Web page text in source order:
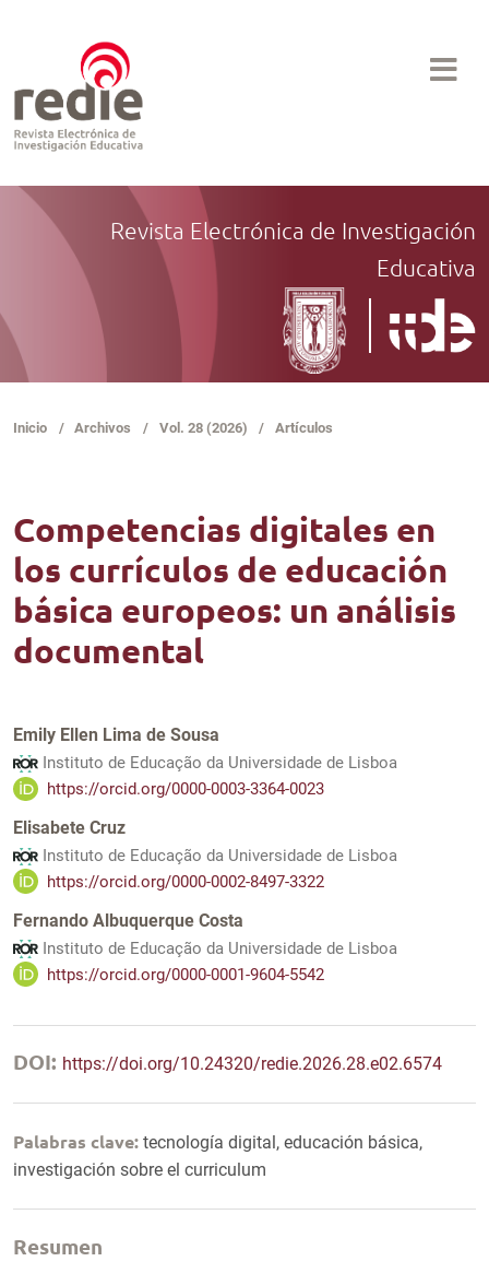
Revista Electrónica de Investigación
Educativa
Inicio / Archivos / Vol. 28 (2026) / Artículos
Competencias digitales en
los currículos de educación
básica europeos: un análisis
documental
Emily Ellen Lima de Sousa
Instituto de Educação da Universidade de Lisboa
https://orcid.org/0000-0003-3364-0023
Elisabete Cruz
Instituto de Educação da Universidade de Lisboa
https://orcid.org/0000-0002-8497-3322
Fernando Albuquerque Costa
Instituto de Educação da Universidade de Lisboa
https://orcid.org/0000-0001-9604-5542
DOI: https://doi.org/10.24320/redie.2026.28.e02.6574
Palabras clave: tecnología digital, educación básica,
investigación sobre el curriculum
Resumen